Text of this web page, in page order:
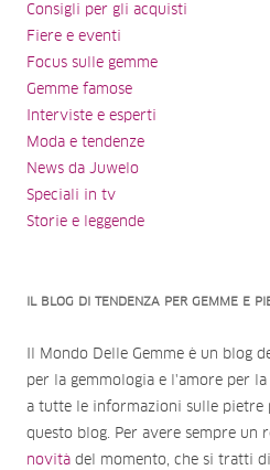
Consigli per gli acquisti
Fiere e eventi
Focus sulle gemme
Gemme famose
Interviste e esperti
Moda e tendenze
News da Juwelo
Speciali in tv
Storie e leggende
IL BLOG DI TENDENZA PER GEMME E
Il Mondo Delle Gemme è un blog
per la gemmologia e l'amore per
a tutte le informazioni sulle pietre
questo blog. Per avere sempre un
novità del momento, che si tratti di